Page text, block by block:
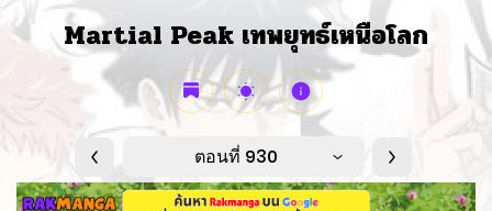
Martial Peak เทพยุทธ์เหนือโลก
ตอนที่ 930